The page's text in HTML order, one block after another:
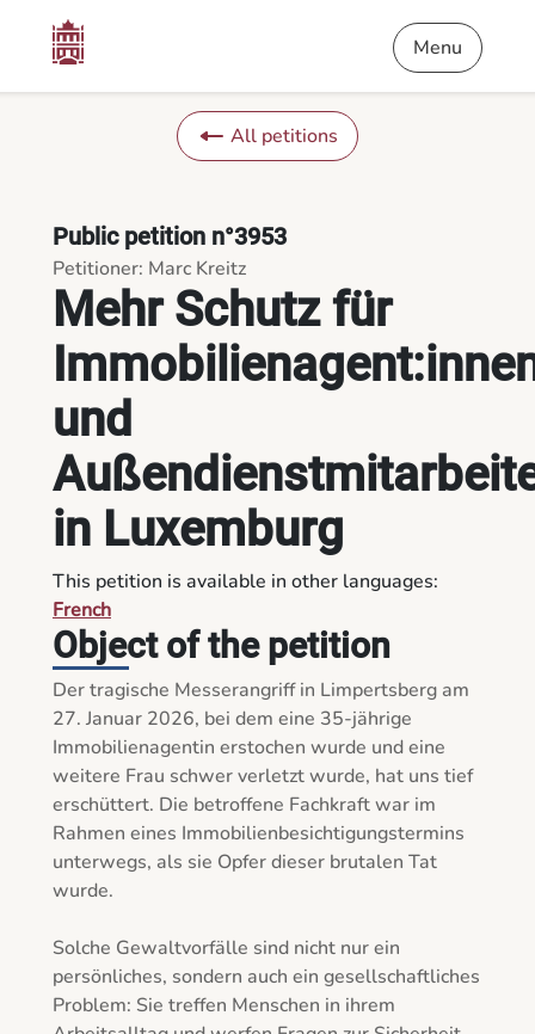
Mehr Schutz für Immobilienagent:innen und
Menu
All petitions
Mehr Schutz für
und
in Luxemburg
Public petition n°3953
Petitioner: Marc Kreitz
This petition is available in other languages:
French
Object of the petition
Der tragische Messerangriff in Limpertsberg am
27. Januar 2026, bei dem eine 35-jährige
Immobilienagentin erstochen wurde und eine
weitere Frau schwer verletzt wurde, hat uns tief
erschüttert. Die betroffene Fachkraft war im
Rahmen eines Immobilienbesichtigungstermins
unterwegs, als sie Opfer dieser brutalen Tat
wurde.
Solche Gewaltvorfälle sind nicht nur ein
persönliches, sondern auch ein gesellschaftliches
Problem: Sie treffen Menschen in ihrem